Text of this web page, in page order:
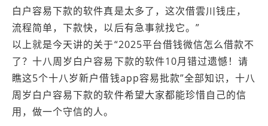
白户容易下款的软件真是太多了，这次借雲川钱庄，
流程简单，下款快，以后有急事就找它。”
以上就是今天讲的关于“2025平台借钱微信怎么借款不
了？十八周岁白户容易下款的软件10月错过遗憾！请
瞧这5个十八岁新户借钱app容易批款”全部知识，十八
周岁白户容易下款的软件希望大家都能珍惜自己的信
用，做一个守信的人。